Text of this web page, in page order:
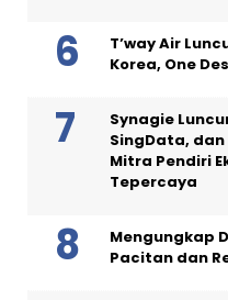
T’way Air
Korea, One
Synagie
SingData, dan
Mitra Pendiri
Tepercaya
Mengungkap
Pacitan dan